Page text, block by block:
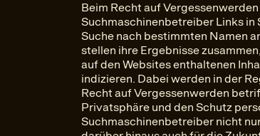
Beim Recht auf
Suchmaschinenbetreiber Links in
Suche nach bestimmten Namen
stellen ihre Ergebnisse
auf den Websites enthaltenen
indizieren. Dabei werden in der
Recht auf Vergessenwerden
Privatsphäre und den Schutz
Suchmaschinenbetreiber nicht